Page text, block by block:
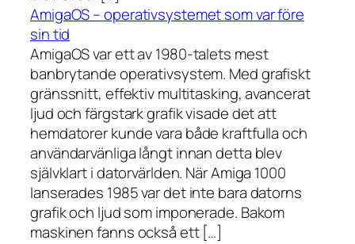
AmigaOS – operativsystemet som var före
sin tid
AmigaOS var ett av 1980-talets mest
banbrytande operativsystem. Med grafiskt
gränssnitt, effektiv multitasking, avancerat
ljud och färgstark grafik visade det att
hemdatorer kunde vara både kraftfulla och
användarvänliga långt innan detta blev
självklart i datorvärlden. När Amiga 1000
lanserades 1985 var det inte bara datorns
grafik och ljud som imponerade. Bakom
maskinen fanns också ett […]